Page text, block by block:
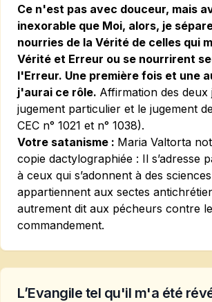
Ce n'est pas avec douceur, mais
inexorable que Moi, alors, je
nourries de la Vérité de celles qui
Vérité et Erreur ou se nourrirent
l'Erreur. Une première fois et une
j'aurai ce rôle. Affirmation des deux
jugement particulier et le jugement
CEC n° 1021 et n° 1038).
Votre satanisme : Maria Valtorta
copie dactylographiée : Il s’adresse
à ceux qui s’adonnent à des
appartiennent aux sectes
autrement dit aux pécheurs contre
commandement.
L’Evangile tel qu'il m'a été